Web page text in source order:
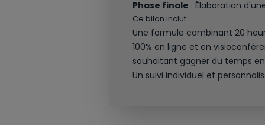
Phase finale : Élaboration
Ce bilan inclut :
Une formule combinant 20
100% en ligne et en
souhaitant gagner du temps
Un suivi individuel et